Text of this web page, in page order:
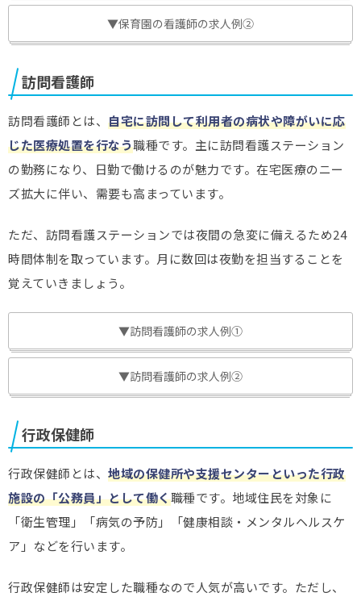
▼保育園の看護師の求人例②
訪問看護師
訪問看護師とは、 自宅に訪問して利用者の病状や障がいに応
じた医療処置を行なう職種です。主に訪問看護ステーション
の勤務になり、日勤で働けるのが魅力です。在宅医療のニー
ズ拡大に伴い、需要も高まっています。
ただ、訪問看護ステーションでは夜間の急変に備えるため24
時間体制を取っています。月に数回は夜勤を担当することを
覚えていきましょう。
▼訪問看護師の求人例①
▼訪問看護師の求人例②
行政保健師
行政保健師とは、 地域の保健所や支援センターといった行政
施設の「公務員」として働く職種です。地域住民を対象に
「衛生管理」「病気の予防」「健康相談・メンタルヘルスケ
ア」などを行います。
行政保健師は安定した職種なので人気が高いです。ただし、